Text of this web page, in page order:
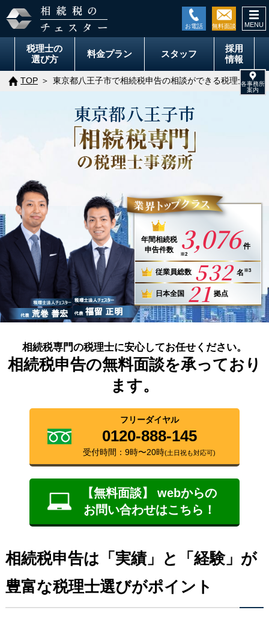
税理士の
選び方
料金プラン スタッフ
採用
情報
TOP 東京都八王子市で相続税申告の相談ができる税理士事務
東京都八王子市
年間相続税
申告件数
3,076 件
※2
従業員総数 532 名 ※3
日本全国 21 拠点
相続税専門の税理士に安心してお任せください。
相続税申告の無料面談を承っており
ます。
フリーダイヤル
0120-888-145
受付時間：9時〜20時(土日祝も対応可)
【無料面談】 webからの
お問い合わせはこちら！
相続税申告は「実績」と「経験」が
豊富な税理士選びがポイント